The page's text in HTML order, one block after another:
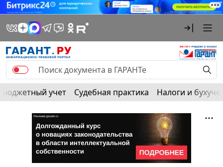
Бюджетный учет Судебная практика Налоги и